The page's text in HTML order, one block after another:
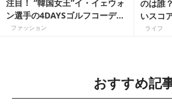
注目！ “韓国女王”イ・イェウォ
ン選手の4DAYSゴルフコーディ
ネート
ファッション
のは誰
いスコ
は
ライフ
おすすめ記